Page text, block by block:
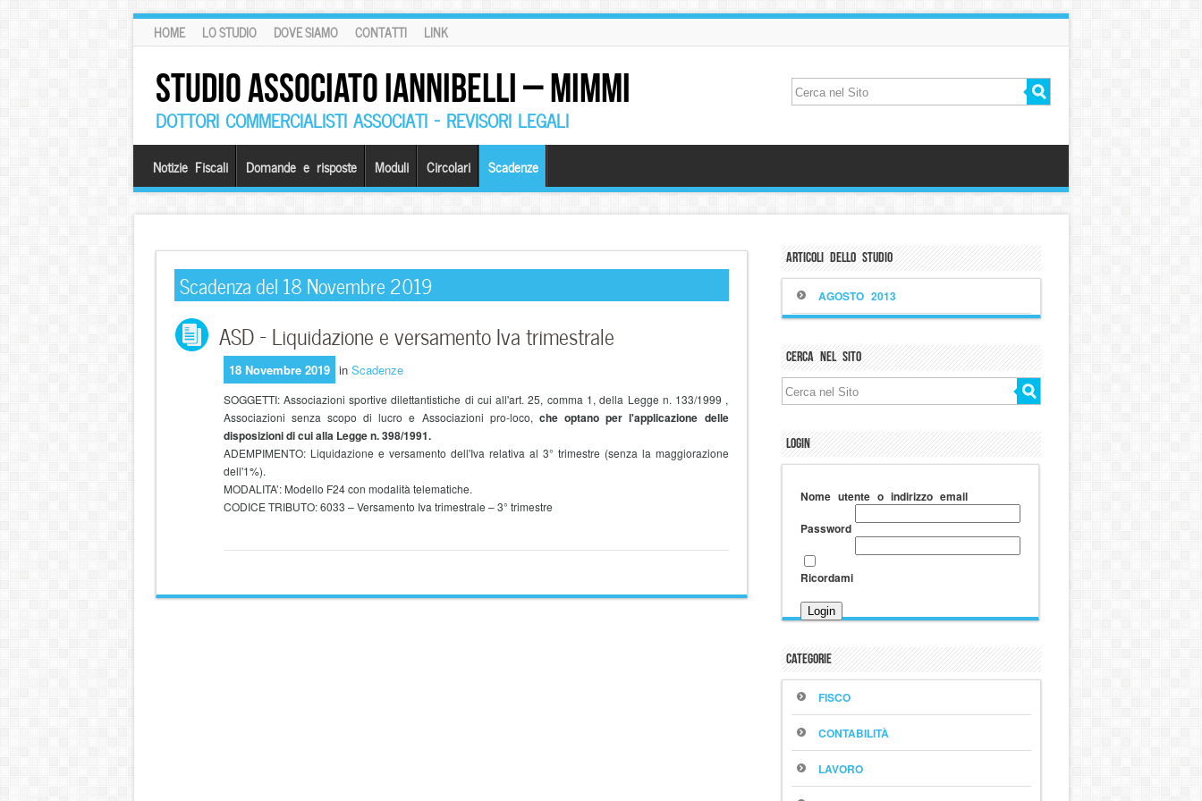
HOME LO STUDIO DOVE SIAMO CONTATTI LINK
STUDIO ASSOCIATO IANNIBELLI – MIMMI
DOTTORI COMMERCIALISTI ASSOCIATI – REVISORI LEGALI
Notizie Fiscali Domande e risposte Moduli Circolari Scadenze
Scadenza del 18 Novembre 2019
ASD – Liquidazione e versamento Iva trimestrale
18 Novembre 2019 in Scadenze
SOGGETTI: Associazioni sportive dilettantistiche di cui all'art. 25, comma 1, della Legge n. 133/1999 ,
Associazioni senza scopo di lucro e Associazioni pro-loco, che optano per l'applicazione delle
disposizioni di cui alla Legge n. 398/1991.
ADEMPIMENTO: Liquidazione e versamento dell'Iva relativa al 3° trimestre (senza la maggiorazione
dell'1%).
MODALITA’: Modello F24 con modalità telematiche.
CODICE TRIBUTO: 6033 – Versamento Iva trimestrale – 3° trimestre
Articoli dello Studio
AGOSTO 2013
Cerca nel sito
Login
Nome utente o indirizzo email
Password
Ricordami
Categorie
FISCO
CONTABILITÀ
LAVORO